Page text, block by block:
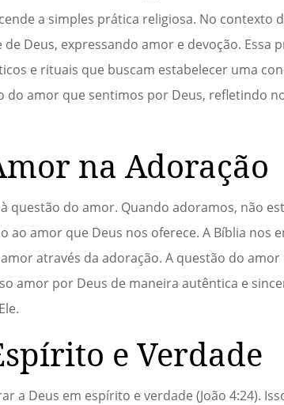
a simples prática religiosa. No contexto
Deus, expressando amor e devoção. Essa
e rituais que buscam estabelecer uma
do amor que sentimos por Deus, refletindo
na Adoração
questão do amor. Quando adoramos, não
amor que Deus nos oferece. A Bíblia nos
através da adoração. A questão do
amor por Deus de maneira autêntica e
e Verdade
a Deus em espírito e verdade (João 4:24).